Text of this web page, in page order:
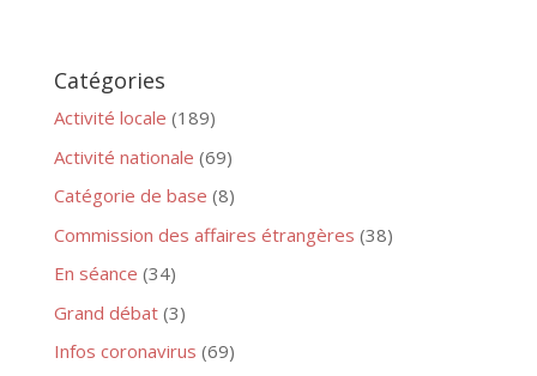
Catégories
Activité locale (189)
Activité nationale (69)
Catégorie de base (8)
Commission des affaires étrangères (38)
En séance (34)
Grand débat(3)
Infos coronavirus (69)